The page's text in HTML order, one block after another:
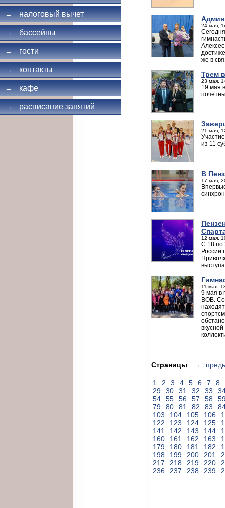
→ налоговый вычет
→ бассейны
→ гости
→ контакты
→ кафе
→ расписание занятий
24 мая,
же в
Трем
23 мая,
19 мая
21 мая,
из 11
В
17 мая,
12 мая,
С 18 по
России
11 мая,
9 мая в
ВОВ.
Страницы ←
1 2 3 4 5 6 7
8
29
30 31 32 33
54
55 56 57 58
79
80 81 82 83
103
104 105 106
122
123 124 125
141
142 143 144
160
161 162 163
179
180 181 182
198
199 200 201
217
218 219 220
236
237 238 239